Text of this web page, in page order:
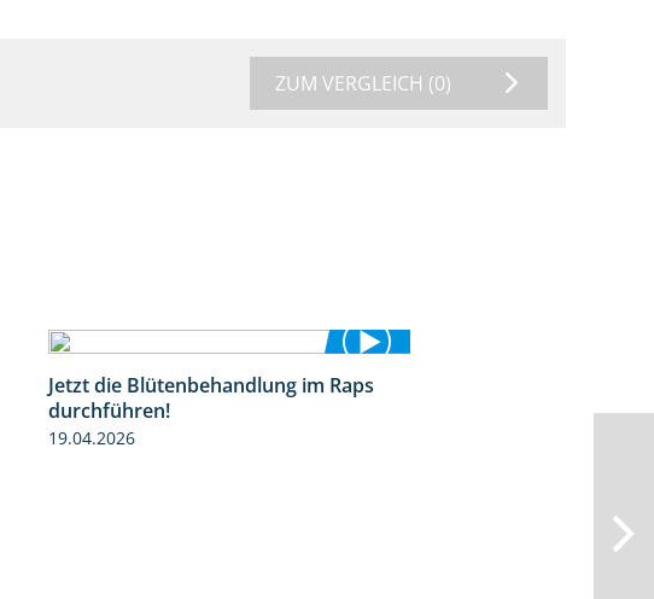
ZUM VERGLEICH (0)
1:17
Jetzt die Blütenbehandlung im Raps
durchführen!
19.04.2026